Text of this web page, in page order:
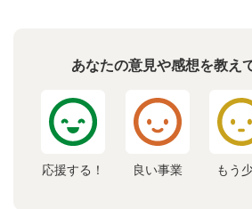
あなたの意見や感想を教え
応援する！ 良い事業 もう